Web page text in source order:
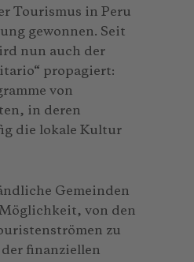
Tourismus in Peru
gewonnen. Seit
nun auch der
propagiert:
von
in deren
die lokale Kultur
Gemeinden
von den
zu
finanziellen